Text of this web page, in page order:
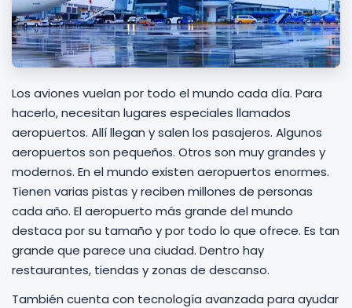
Los aviones vuelan por todo el mundo cada día. Para
hacerlo, necesitan lugares especiales llamados
aeropuertos. Allí llegan y salen los pasajeros. Algunos
aeropuertos son pequeños. Otros son muy grandes y
modernos. En el mundo existen aeropuertos enormes.
Tienen varias pistas y reciben millones de personas
cada año. El aeropuerto más grande del mundo
destaca por su tamaño y por todo lo que ofrece. Es tan
grande que parece una ciudad. Dentro hay
restaurantes, tiendas y zonas de descanso.
También cuenta con tecnología avanzada para ayudar